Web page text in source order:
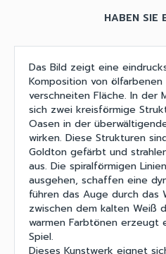
HABEN SIE
Das Bild zeigt eine
Komposition von
verschneiten Fläche. In der
sich zwei kreisförmige
Oasen in der
wirken. Diese Strukturen
Goldton gefärbt und
aus. Die spiralförmigen
ausgehen, schaffen eine
führen das Auge durch das
zwischen dem kalten Weiß
warmen Farbtönen erzeugt
Spiel.